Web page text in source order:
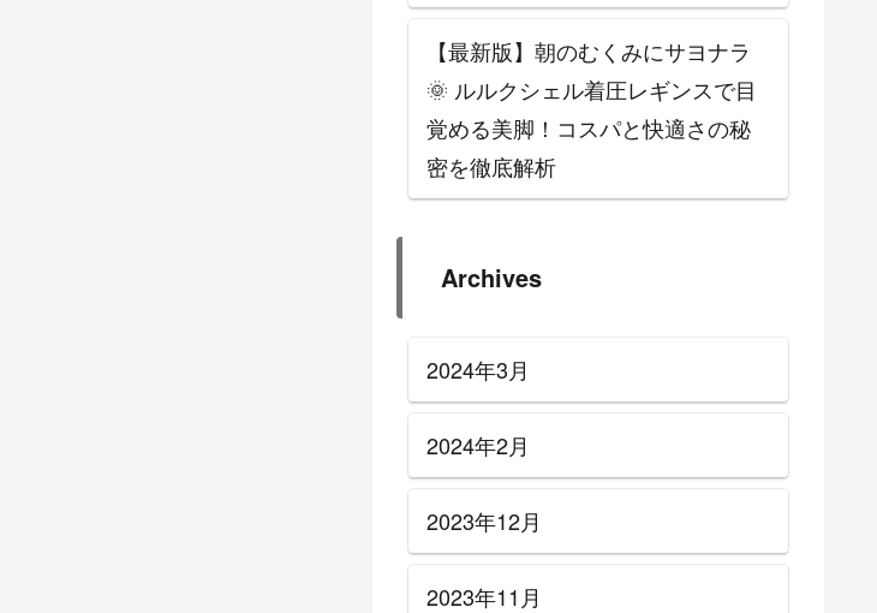
【最新版】朝のむくみにサヨナラ
🌞 ルルクシェル着圧レギンスで目
覚める美脚！コスパと快適さの秘
密を徹底解析
Archives
2024年3月
2024年2月
2023年12月
2023年11月